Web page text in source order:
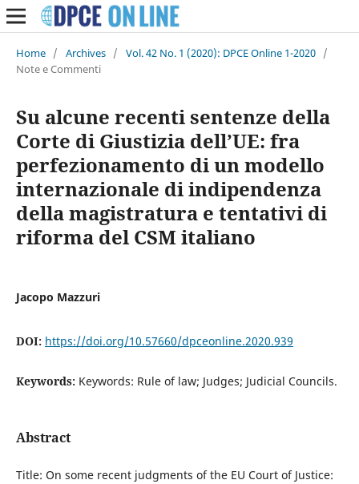
Home / Archives / Vol. 42 No. 1 (2020): DPCE Online 1-2020 /
Note e Commenti
Su alcune recenti sentenze della
Corte di Giustizia dell’UE: fra
perfezionamento di un modello
internazionale di indipendenza
della magistratura e tentativi di
riforma del CSM italiano
Jacopo Mazzuri
DOI: https://doi.org/10.57660/dpceonline.2020.939
Keywords: Keywords: Rule of law; Judges; Judicial Councils.
Abstract
Title: On some recent judgments of the EU Court of Justice: